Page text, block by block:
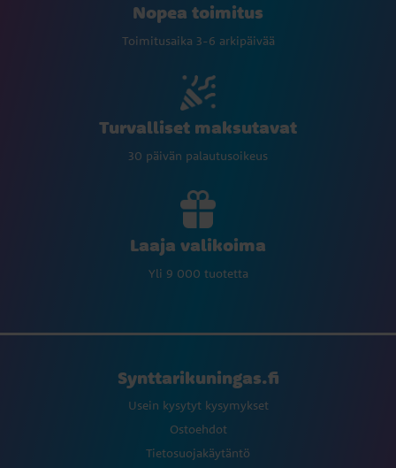
Nopea toimitus
Toimitusaika 3-6 arkipäivää
Turvalliset maksutavat
30 päivän palautusoikeus
Laaja valikoima
Yli 9 000 tuotetta
Synttarikuningas.fi
Usein kysytyt kysymykset
Ostoehdot
Tietosuojakäytäntö